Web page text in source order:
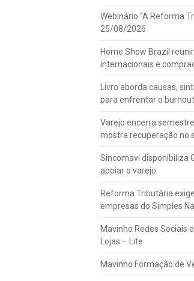
Webinário “A Reforma
25/08/2026
Home Show Brazil
internacionais e
Livro aborda causas,
para enfrentar o burnout
Varejo encerra
mostra recuperação no
Sincomavi disponibiliza
apoiar o varejo
Reforma Tributária
empresas do Simples
Mavinho Redes Sociais
Lojas – Lite
Mavinho Formação de